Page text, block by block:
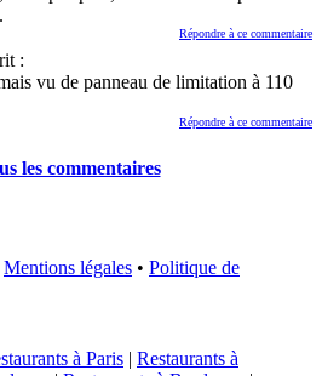
Répondre à ce commentaire
:
vu de panneau de limitation à 110
Répondre à ce commentaire
les commentaires
Mentions légales • Politique de
à Paris | Restaurants à